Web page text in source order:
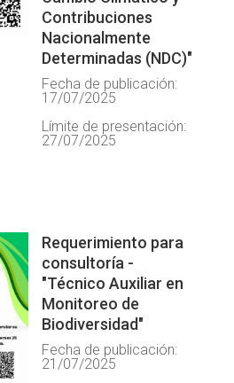
Contribuciones
Nacionalmente
Determinadas (NDC)"
Fecha de publicación:
17/07/2025
Límite de presentación:
27/07/2025
Requerimiento para
consultoría -
"Técnico Auxiliar en
Monitoreo de
Biodiversidad"
Fecha de publicación:
21/07/2025